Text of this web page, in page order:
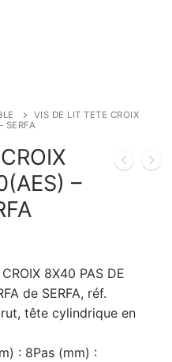
VIS DE LIT TETE CROIX
SERFA
–
8X40 PAS DE
de SERFA, réf.
tête cylindrique en
: 8Pas (mm) :